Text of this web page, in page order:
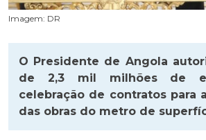
Imagem: DR
O Presidente de Angola
de 2,3 mil milhões de
celebração de contratos para
das obras do metro de